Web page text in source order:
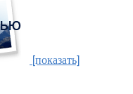
[показать]